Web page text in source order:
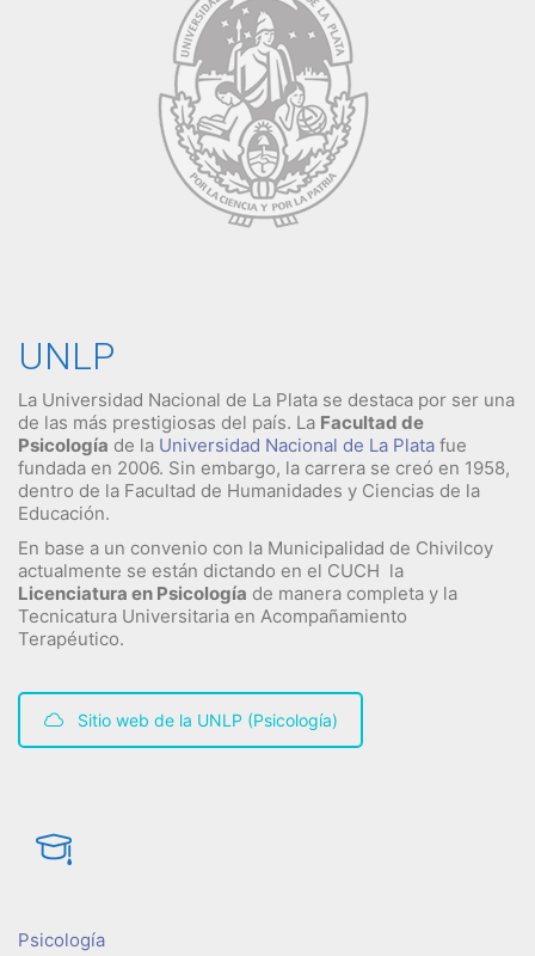
UNLP
La Universidad Nacional de La Plata se destaca por ser una
de las más prestigiosas del país. La Facultad de
Psicología de la Universidad Nacional de La Plata fue
fundada en 2006. Sin embargo, la carrera se creó en 1958,
dentro de la Facultad de Humanidades y Ciencias de la
Educación.
En base a un convenio con la Municipalidad de Chivilcoy
actualmente se están dictando en el CUCH la
Licenciatura en Psicología de manera completa y la
Tecnicatura Universitaria en Acompañamiento
Terapéutico.
Sitio web de la UNLP (Psicología)
Psicología